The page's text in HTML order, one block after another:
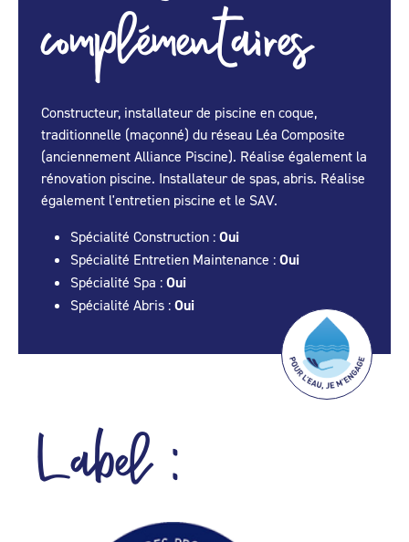
complémentaires
Constructeur, installateur de piscine en coque,
traditionnelle (maçonné) du réseau Léa Composite
(anciennement Alliance Piscine). Réalise également la
rénovation piscine. Installateur de spas, abris. Réalise
également l'entretien piscine et le SAV.
Spécialité Construction : Oui
Spécialité Entretien Maintenance : Oui
Spécialité Spa : Oui
Spécialité Abris : Oui
Label :